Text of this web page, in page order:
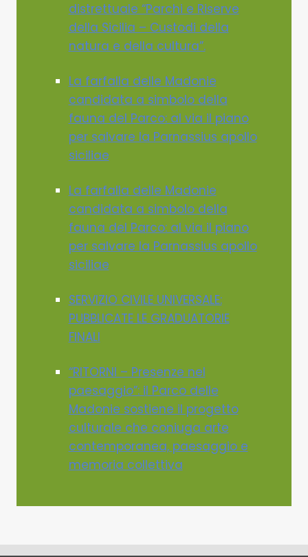
distrettuale “Parchi e Riserve
della Sicilia – Custodi della
natura e della cultura”.
La farfalla delle Madonie
candidata a simbolo della
fauna del Parco: al via il piano
per salvare la Parnassius apollo
siciliae
La farfalla delle Madonie
candidata a simbolo della
fauna del Parco: al via il piano
per salvare la Parnassius apollo
siciliae
SERVIZIO CIVILE UNIVERSALE:
PUBBLICATE LE GRADUATORIE
FINALI
“RITORNI – Presenze nel
paesaggio”: il Parco delle
Madonie sostiene il progetto
culturale che coniuga arte
contemporanea, paesaggio e
memoria collettiva